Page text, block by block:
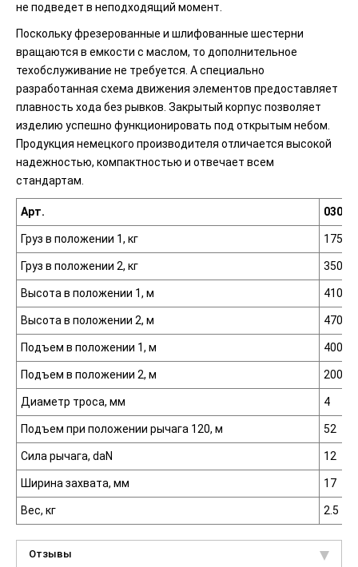
не подведет в неподходящий момент.
Поскольку фрезерованные и шлифованные шестерни
вращаются в емкости с маслом, то дополнительное
техобслуживание не требуется. А специально
разработанная схема движения элементов предоставляет
плавность хода без рывков. Закрытый корпус позволяет
изделию успешно функционировать под открытым небом.
Продукция немецкого производителя отличается высокой
надежностью, компактностью и отвечает всем
стандартам.
Арт.
Груз в положении 1, кг 175
Груз в положении 2, кг 350
Высота в положении 1, м 410
Высота в положении 2, м 470
Подъем в положении 1, м 4000
Подъем в положении 2, м 2000
Диаметр троса, мм 4
Подъем при положении рычага 120, м 52
Сила рычага, daN 12
Ширина захвата, мм 17
Вес, кг 2.5
Отзывы